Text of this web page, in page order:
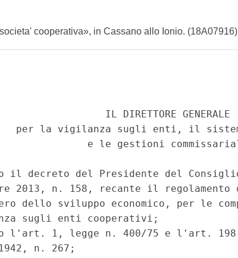
cooperativa», in Cassano allo Ionio. (18A07916)